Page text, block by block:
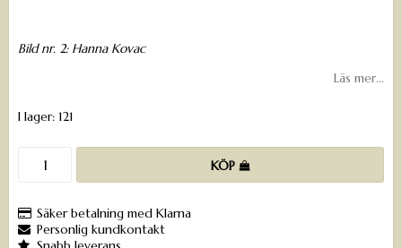
Bild nr. 2: Hanna Kovac
Läs mer...
I lager: 121
KÖP
Säker betalning med Klarna
Personlig kundkontakt